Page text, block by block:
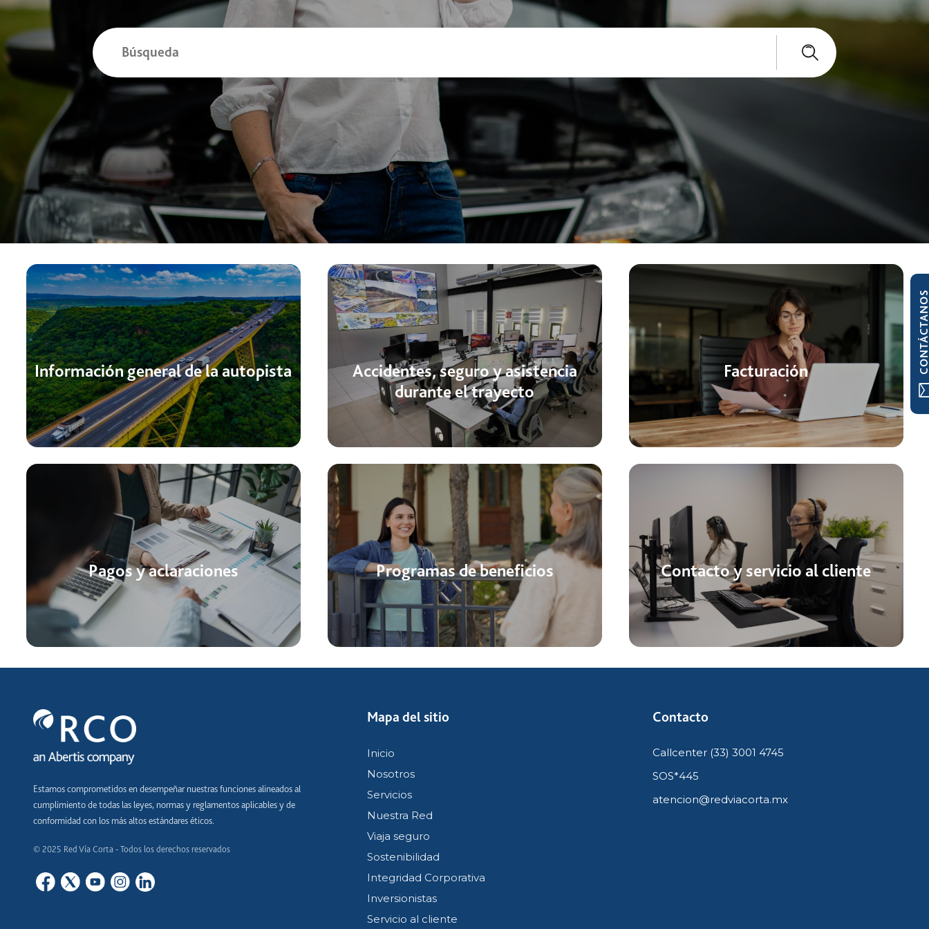
Información general de la autopista
Accidentes, seguro y asistencia
durante el trayecto
Facturación
Pagos y aclaraciones Programas de beneficios Contacto y servicio al cliente
Estamos comprometidos en desempeñar nuestras funciones alineados al
cumplimiento de todas las leyes, normas y reglamentos aplicables y de
conformidad con los más altos estándares éticos.
© 2025 Red Vía Corta - Todos los derechos reservados
Mapa del sitio
Inicio
Nosotros
Servicios
Nuestra Red
Viaja seguro
Sostenibilidad
Integridad Corporativa
Inversionistas
Servicio al cliente
Contacto
Callcenter (33) 3001 4745
SOS*445
atencion@redviacorta.mx